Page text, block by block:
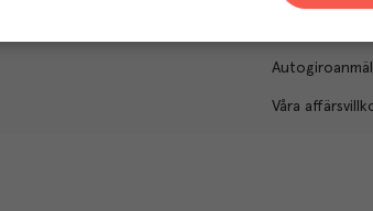
Våra